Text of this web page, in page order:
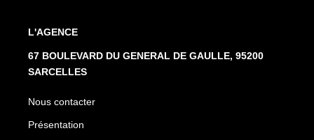
L'AGENCE
67 BOULEVARD DU GENERAL DE GAULLE, 95200
SARCELLES
Nous contacter
Présentation